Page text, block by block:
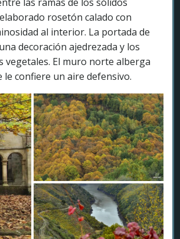
rosetón calado con
al interior. La portada de
decoración ajedrezada y los
vegetales. El muro norte alberga
confiere un aire defensivo.